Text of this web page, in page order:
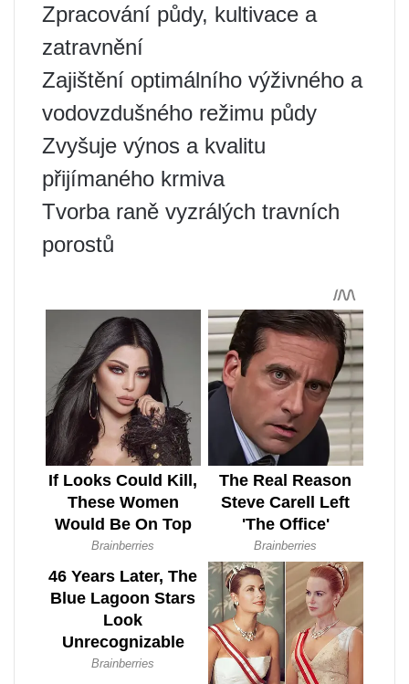
Zpracování půdy, kultivace a
zatravnění
Zajištění optimálního výživného a
vodovzdušného režimu půdy
Zvyšuje výnos a kvalitu
přijímaného krmiva
Tvorba raně vyzrálých travních
porostů